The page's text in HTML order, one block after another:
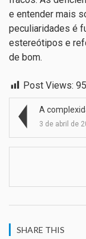
e entender mais
peculiaridades é
estereótipos e
de bom.
Post Views:
A
3 de abril de
SHARE THIS